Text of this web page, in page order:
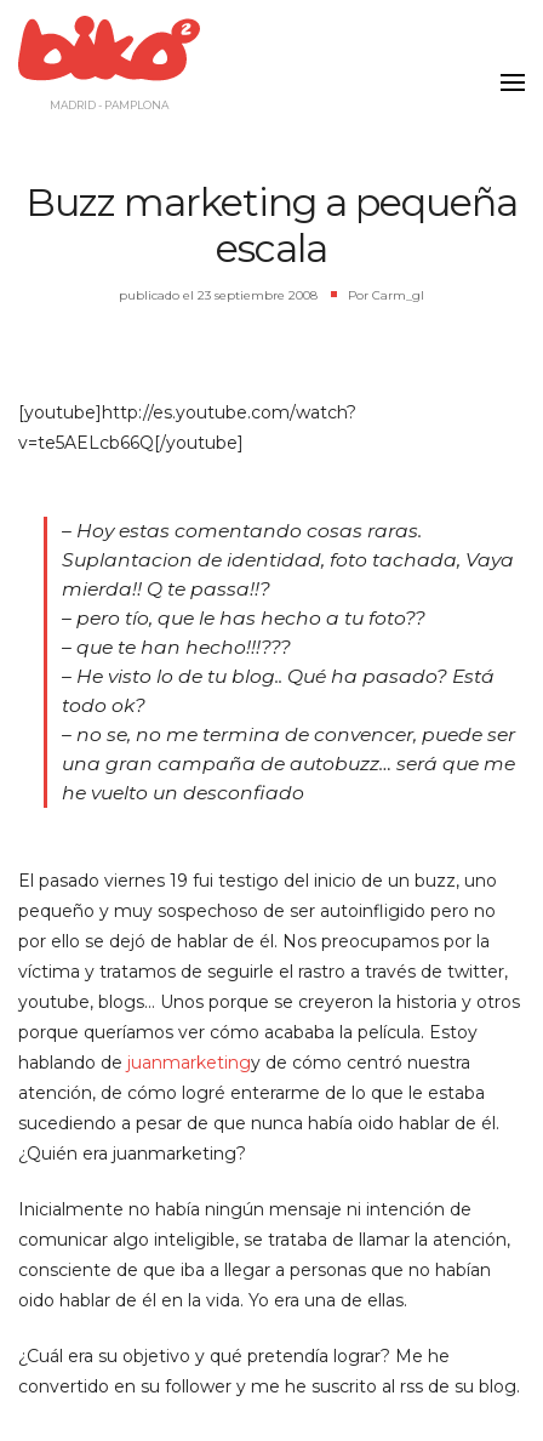
contenido
MADRID - PAMPLONA
Buzz marketing a pequeña
escala
publicado el 23 septiembre 2008 Por Carm_gl
[youtube]http://es.youtube.com/watch?
v=te5AELcb66Q[/youtube]
– Hoy estas comentando cosas raras.
Suplantacion de identidad, foto tachada, Vaya
mierda!! Q te passa!!?
– pero tío, que le has hecho a tu foto??
– que te han hecho!!!???
– He visto lo de tu blog.. Qué ha pasado? Está
todo ok?
– no se, no me termina de convencer, puede ser
una gran campaña de autobuzz… será que me
he vuelto un desconfiado
El pasado viernes 19 fui testigo del inicio de un buzz, uno
pequeño y muy sospechoso de ser autoinfligido pero no
por ello se dejó de hablar de él. Nos preocupamos por la
víctima y tratamos de seguirle el rastro a través de twitter,
youtube, blogs… Unos porque se creyeron la historia y otros
porque queríamos ver cómo acababa la película. Estoy
hablando de juanmarketingy de cómo centró nuestra
atención, de cómo logré enterarme de lo que le estaba
sucediendo a pesar de que nunca había oido hablar de él.
¿Quién era juanmarketing?
Inicialmente no había ningún mensaje ni intención de
comunicar algo inteligible, se trataba de llamar la atención,
consciente de que iba a llegar a personas que no habían
oido hablar de él en la vida. Yo era una de ellas.
¿Cuál era su objetivo y qué pretendía lograr? Me he
convertido en su follower y me he suscrito al rss de su blog.